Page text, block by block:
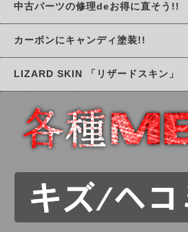
中古パーツの修理deお得に直そう!!
カーボンにキャンディ塗装!!
LIZARD SKIN 「リザードスキン」